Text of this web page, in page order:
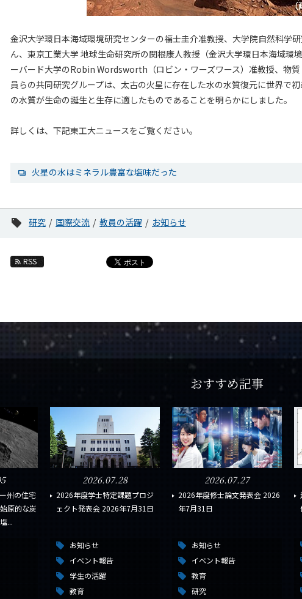
金沢大学環日本海域環境研究センターの福士圭介准教授、大学院自然科学
ん、東京工業大学 地球生命研究所の関根康人教授（金沢大学環日本海域環
ーバード大学のRobin Wordsworth（ロビン・ワーズワース）准教授、物
員らの共同研究グループは、太古の火星に存在した水の水質復元に世界で
の水質が生命の誕生と生存に適したものであることを明らかにしました。
詳しくは、下記東工大ニュースをご覧ください。
火星の水はミネラル豊富な塩味だった
研究 国際交流 教員の活躍 お知らせ
RSS
おすすめ記事
州の住宅
原的な炭
...
2026.07.28
2026年度学士特定課題プロジ
ェクト発表会 2026年7月31日
お知らせ
イベント報告
学生の活躍
教育
2026.07.27
2026年度修士論文発表会 2026
年7月31日
お知らせ
イベント報告
教育
研究